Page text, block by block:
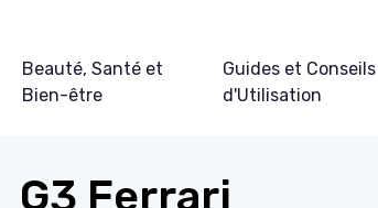
Beauté, Santé et
Bien-être
Guides et Conseils
d'Utilisation
G3 Ferrari